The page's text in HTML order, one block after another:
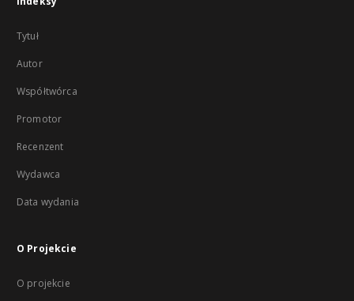
Tytuł
Autor
Współtwórca
Promotor
Recenzent
Wydawca
Data wydania
O Projekcie
O projekcie